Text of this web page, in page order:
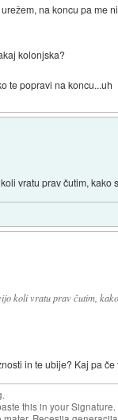
na koncu pa
kolonjska?
te popravi na koncu...uh
vratu prav čutim, kako
koli vratu prav čutim,
in te ubije? Kaj pa
this in your Signature.